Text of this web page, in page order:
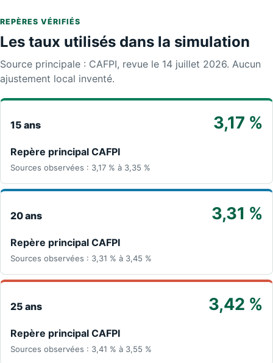
REPÈRES VÉRIFIÉS
Les taux utilisés dans la simulation
Source principale : CAFPI, revue le 14 juillet 2026. Aucun
ajustement local inventé.
15 ans 3,17 %
Repère principal CAFPI
Sources observées : 3,17 % à 3,35 %
20 ans 3,31 %
Repère principal CAFPI
Sources observées : 3,31 % à 3,45 %
25 ans 3,42 %
Repère principal CAFPI
Sources observées : 3,41 % à 3,55 %